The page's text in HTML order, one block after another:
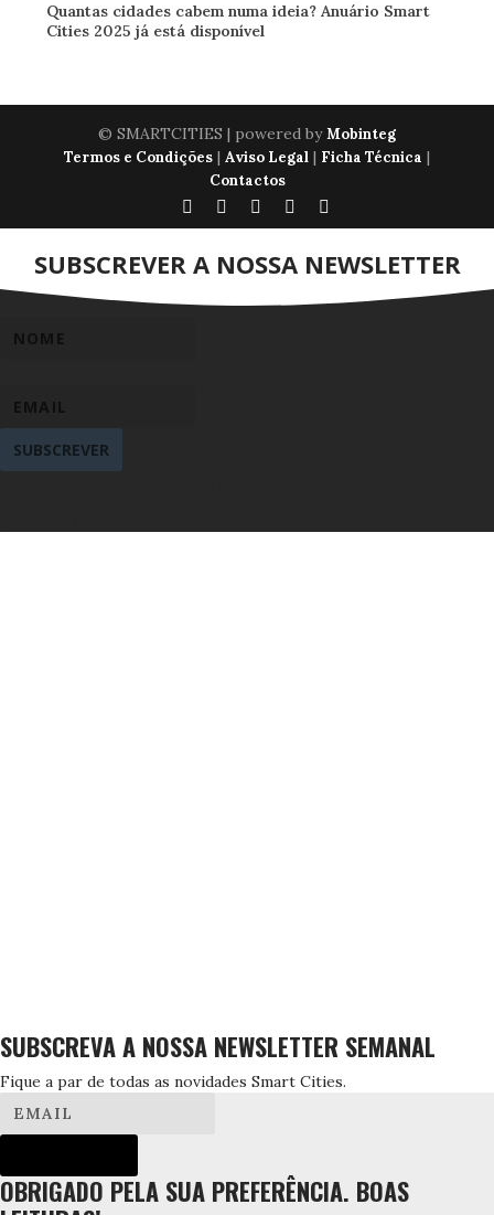
Quantas cidades cabem numa ideia? Anuário Smart
Cities 2025 já está disponível
© SMARTCITIES | powered byMobinteg
Termos e Condições | Aviso Legal | Ficha Técnica |
Contactos
SUBSCREVER A NOSSA NEWSLETTER
SUBSCREVER
SUBSCREVA A NOSSA NEWSLETTER SEMANAL
Fique a par de todas as novidades Smart Cities.
OBRIGADO PELA SUA PREFERÊNCIA. BOAS